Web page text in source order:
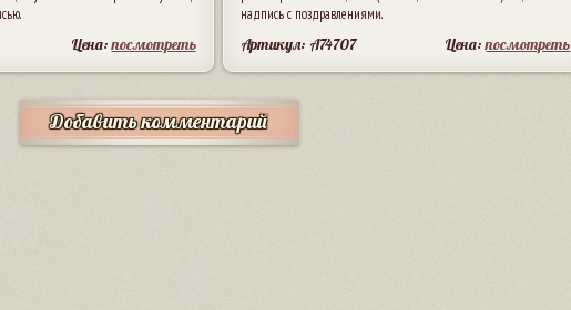
Цена:посмотреть
надпись с поздравлениями.
Артикул: A74707 Цена:посмотреть
Добавить комментарий